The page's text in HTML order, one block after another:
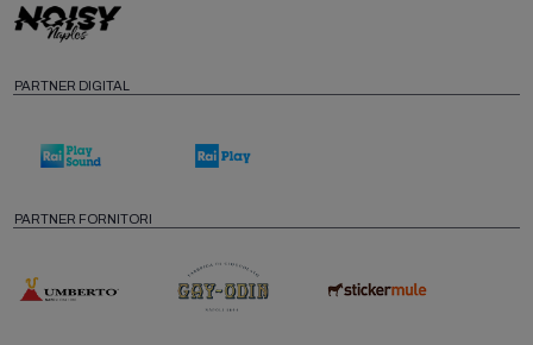
PARTNER DIGITAL
PARTNER FORNITORI